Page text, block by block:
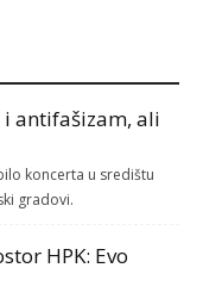
antifašizam, ali
koncerta u središtu
gradovi.
HPK: Evo